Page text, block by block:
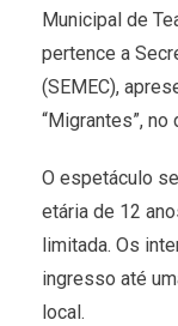
Municipal de
pertence a
(SEMEC),
“Migrantes”, no
O espetáculo
etária de 12
limitada. Os
ingresso até
local.